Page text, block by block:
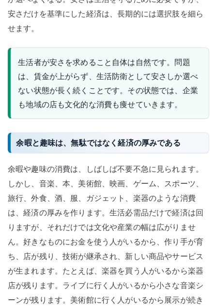
安さだけを基準にした経済は、長期的には選択肢を細ら
せます。
生活者が安さを求めること自体は自然です。問題
は、賃金が上がらず、生活防衛として安さしか選べ
ない状態が長く続くことです。その状態では、企業
も地域の店も文化的な消費も痩せていきます。
余暇と趣味は、無駄ではなく経済の厚みである
余暇や趣味の消費は、しばしば不要不急に見られます。
しかし、音楽、本、美術館、映画、ゲーム、スポーツ、
旅行、外食、酒、服、ガジェット、楽器のような消費
は、経済の厚みを作ります。生活必需品だけで経済は回
りますが、それだけでは文化や産業の幅は広がりませ
ん。好きなものにお金を使う人がいるから、作り手が育
ち、店が残り、技術が継承され、新しい商品やサービス
が生まれます。たとえば、楽器を買う人がいるから楽器
店が残ります。ライブに行く人がいるから小さな音楽シ
ーンが残ります。美術館に行く人がいるから展示が続き